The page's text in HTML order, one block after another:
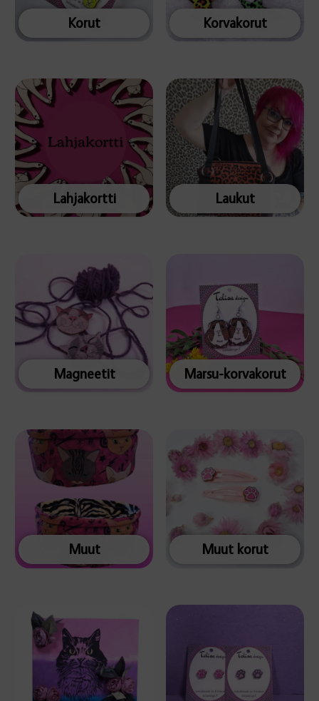
Korut Korvakorut
Lahjakortti Laukut
Magneetit Marsu-korvakorut
Muut Muut korut